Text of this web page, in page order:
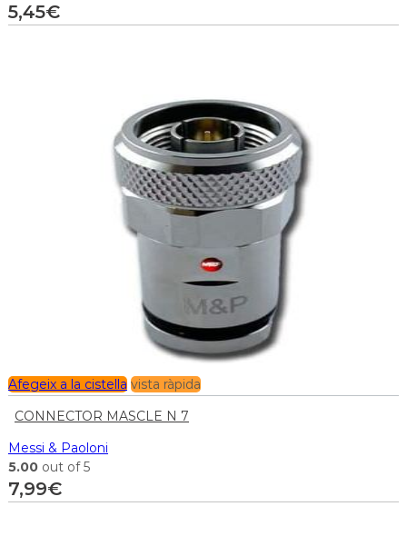
5,45€
Afegeix a la cistella vista ràpida
CONNECTOR MASCLE N 7
Messi & Paoloni
5.00 out of 5
7,99€